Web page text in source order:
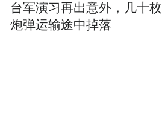
台军演习再出意外，几十枚
炮弹运输途中掉落